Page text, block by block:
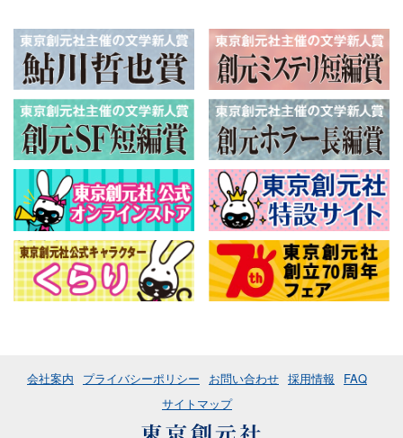
会社案内 プライバシーポリシー お問い合わせ 採用情報
FAQ
サイトマップ